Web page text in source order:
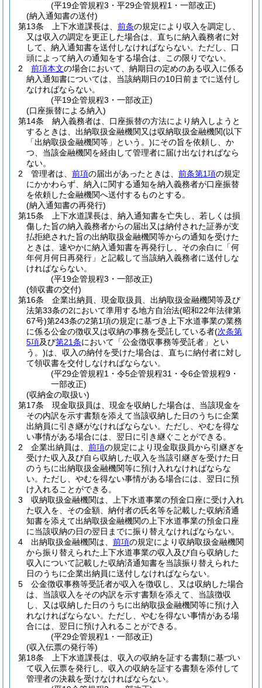
(平19企管規程3・平29企管規程1・一部改正)
(納入通知書の送付)
第13条
上下水道課長は、 前条の規定により収入を調定し、
又は収入の調定を更正した場合は、直ちに納入義務者に対
して、納入通知書を送付しなければならない。 ただし、口
頭によって納入の通知をする場合は、この限りでない。
2
前項本文の場合において、納期日の定めのある収入に係る
納入通知書については、当該納期日の10日前までに送付し
なければならない。
(平19企管規程3・一部改正)
(口座振替による納入)
第14条
納入義務者は、口座振替の方法により納入しようと
するときは、出納取扱金融機関又は収納取扱金融機関(以下
「出納取扱金融機関等」という。)にその旨を依頼し、か
つ、当該金融機関を経由して管理者に届け出なければなら
ない。
2
管理者は、 前項の届出があったときは、 前条第1項の規定
にかかわらず、納入に関する通知を納入義務者が口座振替
を依頼した金融機関へ送付するものとする。
(納入通知書の再発行)
第15条
上下水道課長は、納入通知書を亡失し、若しくは損
傷した旨の納入義務者からの届出又は納付された証券が支
払拒絶された旨の出納取扱金融機関等からの通知を受けた
ときは、速やかに納入通知書を再発行し、その余白に「何
年何月何日再発行」と記載して当該納入義務者に送付しな
ければならない。
(平19企管規程3・一部改正)
(領収書の交付)
第16条
企業出納員、現金取扱員、出納取扱金融機関等及び
法第33条の2において準用する地方自治法(昭和22年法律第
67号)第243条の2第1項の規定に基づき上下水道事業の業務
に係る公金の徴収又は収納の事務を受託している者(次条第
5項及び第21条において「公金徴収事務等受託者」とい
う。)は、収入の納付を受けた場合は、直ちに納付者に対し
て領収書を交付しなければならない。
(平29企管規程1・令5企管規程31・令6企管規程9・
一部改正)
(収納金の取扱い)
第17条
現金取扱員は、現金を収納した場合は、当該現金を
その内訳を示す書類を添えて当該収納した日のうちに企業
出納員に引き継がなければならない。 ただし、やむを得な
い事情がある場合には、翌日に引き継ぐことができる。
2
企業出納員は、 前項の規定により現金取扱員から引継ぎを
受けた収入及び自ら収納した収入を当該引継ぎを受けた日
のうちに出納取扱金融機関等に預け入れなければならな
い。 ただし、やむを得ない事情がある場合には、翌日に預
け入れることができる。
3
収納取扱金融機関は、上下水道事業の預金口座に受け入れ
た収入を、その金額、納付者の氏名等を記載した収納済通
知書を添えて出納取扱金融機関の上下水道事業の預金口座
に当該収納の日の翌日までに振り替えなければならない。
4
出納取扱金融機関は、 前項の規定により収納取扱金融機関
から振り替えられた上下水道事業の収入及び自ら収納した
収入について記載した収納済通知書を当該振り替えられた
日のうちに企業出納員に送付しなければならない。
5
公金徴収事務等受託者が収入を徴収し、又は収納した場合
は、当該収入をその内訳を示す書類を添えて、当該徴収
し、又は収納した日のうちに出納取扱金融機関等に預け入
れなければならない。 ただし、やむを得ない事情がある場
合には、翌日に預け入れることができる。
(平29企管規程1・一部改正)
(収入伝票の発行等)
第18条
上下水道課長は、収入の収納を証する書類に基づい
て収入伝票を発行し、収入の収納を証する書類を添付して
管理者の決裁を受けなければならない。